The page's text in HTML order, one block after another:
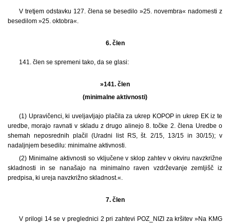
V tretjem odstavku 127. člena se besedilo »25. novembra« nadomesti z
besedilom »25. oktobra«.
6. člen
141. člen se spremeni tako, da se glasi:
»141. člen
(minimalne aktivnosti)
(1) Upravičenci, ki uveljavljajo plačila za ukrep KOPOP in ukrep EK iz te
uredbe, morajo ravnati v skladu z drugo alinejo 8. točke 2. člena Uredbe o
shemah neposrednih plačil (Uradni list RS, št. 2/15, 13/15 in 30/15); v
nadaljnjem besedilu: minimalne aktivnosti.
(2) Minimalne aktivnosti so vključene v sklop zahtev v okviru navzkrižne
skladnosti in se nanašajo na minimalno raven vzdrževanje zemljišč iz
predpisa, ki ureja navzkrižno skladnost.«.
7. člen
V prilogi 14 se v preglednici 2 pri zahtevi POZ_NIZI za kršitev »Na KMG